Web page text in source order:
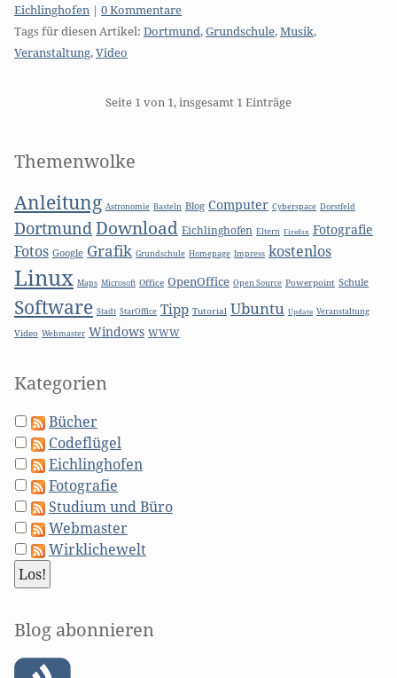
Kategorien:
Eichlinghofen | 0 Kommentare
Tags für diesen Artikel: Dortmund,Grundschule,Musik,
Veranstaltung,Video
PaginationSeite 1 von 1, insgesamt 1 Einträge
Seitenleiste
Themenwolke
Anleitung Astronomie Basteln Blog Computer Cyberspace Dorstfeld
DortmundDownload Eichlinghofen Eltern Firefox Fotografie
Fotos Google Grafik Grundschule Homepage Impress kostenlos
Linux Maps Microsoft Office OpenOffice Open Source Powerpoint Schule
Software Stadt StarOffice Tipp Tutorial Ubuntu Update Veranstaltung
Video Webmaster Windows WWW
Kategorien
Bücher
Codeflügel
Eichlinghofen
Fotografie
Studium und Büro
Webmaster
Wirklichewelt
Blog abonnieren